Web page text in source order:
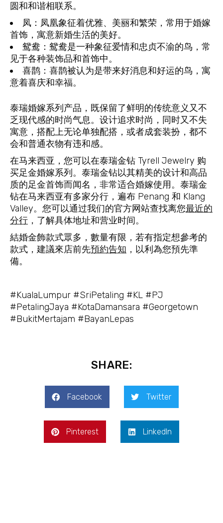
圆和和谐相联系。
凤 ：凤凰象征着优雅、美丽和繁荣，常用于婚嫁
首饰，寓意新婚生活的美好。
鸳鸯 ：鸳鸯是一种象征爱情和忠贞不渝的鸟，常
见于各种装饰品和首饰中。
喜鹊 ：喜鹊被认为是带来好消息和好运的鸟，寓
意着喜庆和幸福。
泰瑞婚嫁系列产品，既保留了鲜明的传统意义又不
乏现代感的时尚气息。设计追求时尚，同时又不失
寓意，搭配上无论单独配搭，或者成套装扮，都不
会和普通衣物有违和感。
在马来西亚，您可以在泰瑞金钻 Tyrell Jewelry 购
买足金婚嫁系列。泰瑞金钻以其精美的设计和高品
质的足金首饰而闻名，非常适合婚嫁使用。泰瑞金
钻在马来西亚有多家分行，遍布 Penang 和 Klang
Valley。您可以通过我们的官方网站查找离您最近的
分行 ，了解具体地址和营业时间。
結婚金飾款式眾多，數量有限，若有指定想參考的
款式，建議來店前先預約告知 ，以利為您預先準
備。
#KualaLumpur #SriPetaling #KL #PJ
#PetalingJaya #KotaDamansara #Georgetown
#BukitMertajam #BayanLepas
SHARE:
Facebook Twitter
Pinterest LinkedIn